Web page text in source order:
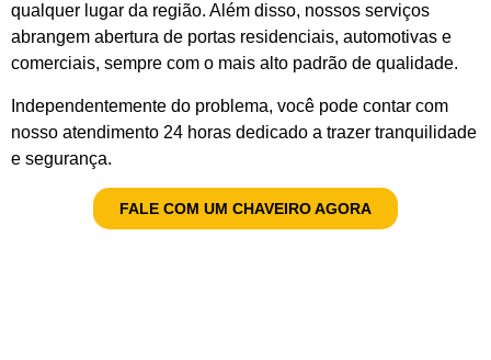
qualquer lugar da região. Além disso, nossos serviços
abrangem abertura de portas residenciais, automotivas e
comerciais, sempre com o mais alto padrão de qualidade.
Independentemente do problema, você pode contar com
nosso atendimento 24 horas dedicado a trazer tranquilidade
e segurança.
FALE COM UM CHAVEIRO AGORA